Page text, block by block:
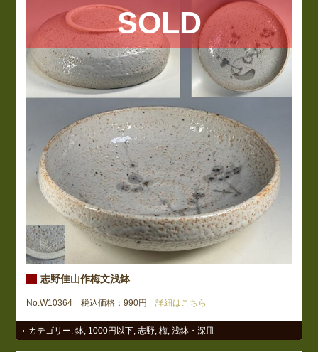
SOLD
志野佳山作梅文浅鉢
No.W10364 税込価格：990円 詳細はこちら
カテゴリー:鉢 1000円以下 ,志野 ,梅 ,浅鉢・深皿